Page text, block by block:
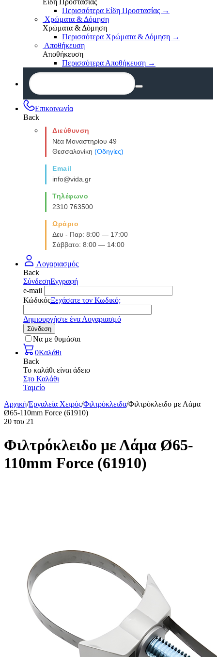
Είδη Προστασίας
Περισσότερα Είδη Προστασίας →
Χρώματα & Δόμηση
Χρώματα & Δόμηση
Περισσότερα Χρώματα & Δόμηση →
Αποθήκευση
Αποθήκευση
Περισσότερα Αποθήκευση →
Επικοινωνία
Back
Διεύθυνση
Νέα Μοναστηρίου 49
Θεσσαλονίκη (Οδηγίες)
Email
info@vida.gr
Τηλέφωνο
2310 763500
Ωράριο
Δευ - Παρ: 8:00 — 17:00
Σάββατο: 8:00 — 14:00
Λογαριασμός
Back
ΣύνδεσηΕγγραφή
e-mail
ΚώδικόςΞεχάσατε τον Κωδικό;
Δημιουργήστε ένα Λογαριασμό
Σύνδεση
Να με θυμάσαι
0Καλάθι
Back
Το καλάθι είναι άδειο
Στο Καλάθι
Ταμείο
Αρχική/Εργαλεία Χειρός/Φιλτρόκλειδα/Φιλτρόκλειδο με Λάμα
Ø65-110mm Force (61910)
20 του 21
Φιλτρόκλειδο με Λάμα Ø65-
110mm Force (61910)